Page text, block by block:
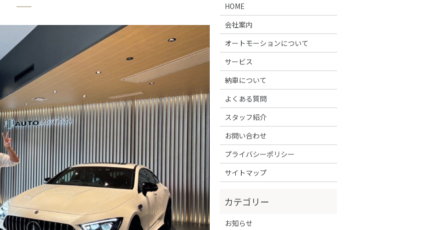
HOME
会社案内
オートモーションについて
サービス
納車について
よくある質問
スタッフ紹介
お問い合わせ
プライバシーポリシー
サイトマップ
お知らせ